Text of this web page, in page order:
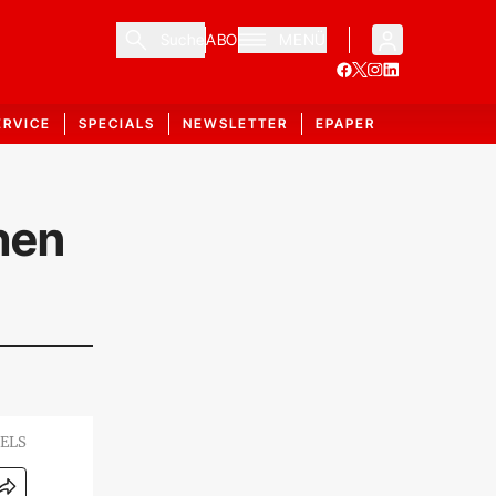
ABO
SPECIALS NEWSLETTER EPAPER